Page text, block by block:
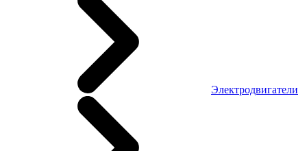
Электродвигатели